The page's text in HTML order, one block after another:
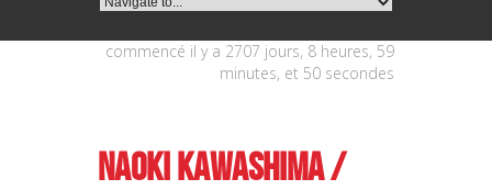
commencé il y a 2707 jours, 8 heures, 59
minutes, et 50 secondes
Naoki Kawashima /